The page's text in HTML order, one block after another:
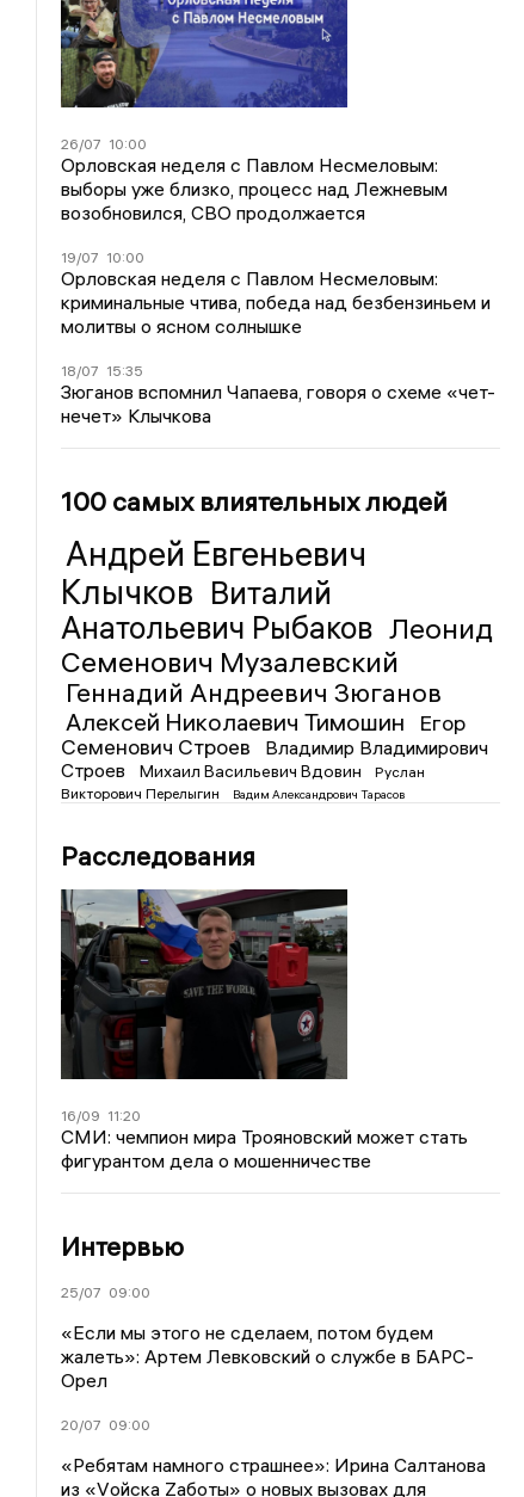
26/07 10:00
Орловская неделя с Павлом Несмеловым:
выборы уже близко, процесс над Лежневым
возобновился, СВО продолжается
19/07 10:00
Орловская неделя с Павлом Несмеловым:
криминальные чтива, победа над безбензиньем и
молитвы о ясном солнышке
18/07 15:35
Зюганов вспомнил Чапаева, говоря о схеме «чет-
нечет» Клычкова
100 самых влиятельных людей
Андрей Евгеньевич
Клычков Виталий
Анатольевич Рыбаков Леонид
Семенович Музалевский
Геннадий Андреевич Зюганов
Алексей Николаевич Тимошин
Егор
Семенович Строев
Владимир Владимирович
Строев
Михаил Васильевич Вдовин
Руслан
Викторович Перелыгин
Вадим Александрович Тарасов
Расследования
16/09 11:20
СМИ: чемпион мира Трояновский может стать
фигурантом дела о мошенничестве
Интервью
25/07 09:00
«Если мы этого не сделаем, потом будем
жалеть»: Артем Левковский о службе в БАРС-
Орел
20/07 09:00
«Ребятам намного страшнее»: Ирина Салтанова
из «Vойска Zаботы» о новых вызовах для